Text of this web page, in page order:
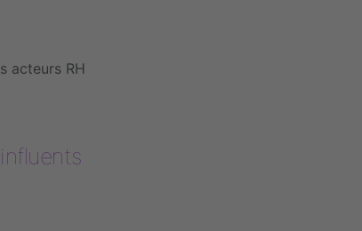
acteurs RH